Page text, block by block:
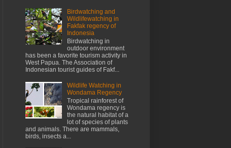
Birdwatching and
Wildlifewatching in
Fakfak regency of
Indonesia
Birdwatching in
outdoor environment
has been a favorite tourism activity in
West Papua. The Association of
Indonesian tourist guides of Fakf...
Wildlife Watching in
Wondama Regency
Tropical rainforest of
Wondama regency is
the natural habitat of a
lot of species of plants
and animals. There are mammals,
birds, insects a...